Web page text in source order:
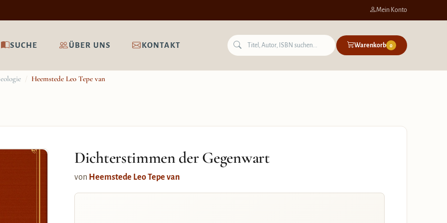
Mein Konto
SUCHE ÜBER UNS KONTAKT Warenkorb 0
/ Heemstede Leo Tepe van
Dichterstimmen der Gegenwart
von Heemstede Leo Tepe van